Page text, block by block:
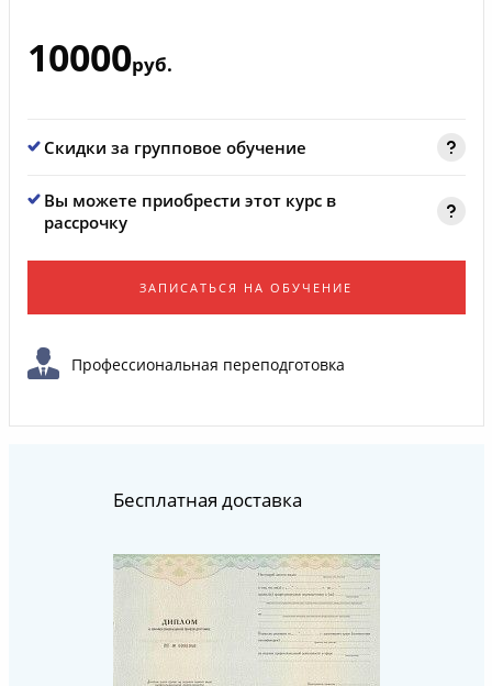
10000руб.
Скидки за групповое обучение
Вы можете приобрести этот курс в
рассрочку
ЗАПИСАТЬСЯ НА ОБУЧЕНИЕ
Профессиональная переподготовка
Бесплатная доставка